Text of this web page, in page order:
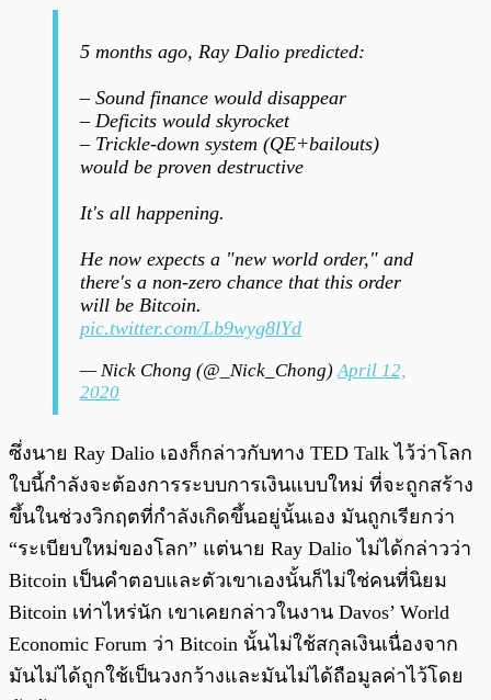
5 months ago, Ray Dalio predicted:
– Sound finance would disappear
– Deficits would skyrocket
– Trickle-down system (QE+bailouts)
would be proven destructive
It's all happening.
He now expects a "new world order," and
there's a non-zero chance that this order
will be Bitcoin.
pic.twitter.com/Lb9wyg8lYd
— Nick Chong (@_Nick_Chong)April 12,
2020
ซึ่งนาย Ray Dalio เองก็กล่าวกับทาง TED Talk ไว้ว่าโลก
ใบนี้กำลังจะต้องการระบบการเงินแบบใหม่ ที่จะถูกสร้าง
ขึ้นในช่วงวิกฤตที่กำลังเกิดขึ้นอยู่นั้นเอง มันถูกเรียกว่า
“ระเบียบใหม่ของโลก” แต่นาย Ray Dalio ไม่ได้กล่าวว่า
Bitcoin เป็นคำตอบและตัวเขาเองนั้นก็ไม่ใช่คนที่นิยม
Bitcoin เท่าไหร่นัก เขาเคยกล่าวในงาน Davos’ World
Economic Forum ว่า Bitcoin นั้นไม่ใช้สกุลเงินเนื่องจาก
มันไม่ได้ถูกใช้เป็นวงกว้างและมันไม่ได้ถือมูลค่าไว้โดย